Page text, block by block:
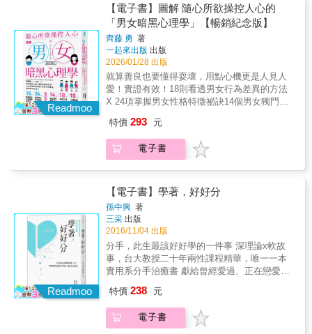
力放在每個妻子裡面，讓妳把身邊的人最好的
一面帶出來，當然也包括妳老公。只要懂得運
用「話語」的力量，不只能為關係注入盼望與
修復力，更能打造一個讓人期待回去的家。更
棒的是，妳不必一味壓抑忍讓，也無須假裝問
題不存在，而是在依然誠實做自己的情況下，
不用硬碰硬也能達到有效的溝通。用溫柔的顛
覆力讓老公和婚姻起死回生吧！武自珍 / REBT
理情行為心理治療法治療師 林少軒 / 臺灣毫無
隱藏事工負責人 吳孟玲 / 華得聯合法律事務所
珮 / 高雄福氣教會執行牧師 劉慈惠 / 資深教養
專家搶救推薦
Readmoo
【電子書】圖解 隨心所欲操控人心的
「男女暗黑心理學」【暢銷紀念版】
齊藤 勇 著
一起來出版 出版
2026/01/28 出版
就算善良也要懂得耍壞，用點心機更是人見人
愛！實證有效！18則看透男女行為差異的方法
X 24項掌握男女性格特徵祕訣14個男女獨門溝
果你有下列任何一項需求，就要看這本書！□
如何讓他人自然對我有好感？□ 如何判斷對方
說的是真心話還是場面話？□ 如何讓討厭的老
何逆轉床伴成為戀人？□ 如何讓不說出結婚意
願的男友，有所表示？日本知名心理學者教
你，根據男女差異，並藉由打扮、姿態、神
色、用詞、口頭禪、話題等，準確掌握對方內
心，奪回操控主導權！「用詞」透漏對方的個
性■ 當男性說「最～」「絕對是～」 ► 有時不
一定是肯定的意思，而是因為不安，才逞強這
麼說。■ 當女性說「……這是我聽說的。」►
希望自己所說的內容能影響別人，也有可能是
實的祕密■ 沒笑容未必是不滿意 ► 仔細觀察對
方，如果嘴角上揚，應該純粹只是掩飾他的難
特價 293 元
電子書
Readmoo
【電子書】學著，好好分
孫中興 著
三采 出版
2016/11/04 出版
分手，此生最該好好學的一件事 深理論x軟故
事，台大教授二十年兩性課程精華，唯一一本
實用系分手治癒書 獻給曾經愛過、正在戀愛，
樣不難過？」 那是不可能的事情，不要做不可
能的事。 「要怎麼忘記他？」 不可能馬上忘記
的，所以不用強迫自己，總有一天會忘的。 總
特價 238 元
電子書